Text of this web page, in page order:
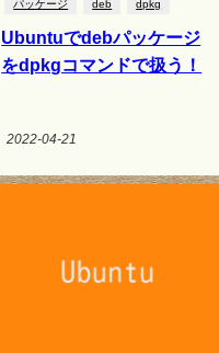
パッケージ deb dpkg
Ubuntuでdebパッケージ
をdpkgコマンドで扱う！
2022-04-21